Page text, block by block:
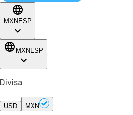
MXN ESP
MXN ESP
Divisa
USD MXN